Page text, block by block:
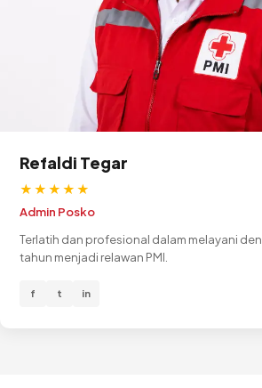
Refaldi Tegar
★★★★★
Admin Posko
Terlatih dan profesional dalam melayani
tahun menjadi relawan PMI.
f t in